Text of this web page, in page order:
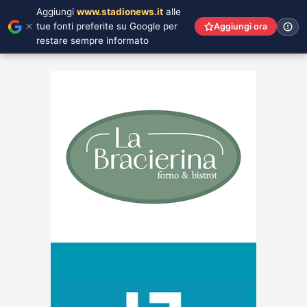
Aggiungi www.stadionews.it alle
tue fonti preferite su Google per
restare sempre informato
Aggiungi ora